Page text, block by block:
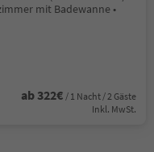
mit Badewanne •
ab 322€ / 1 Nacht / 2 Gäste
Inkl. MwSt.